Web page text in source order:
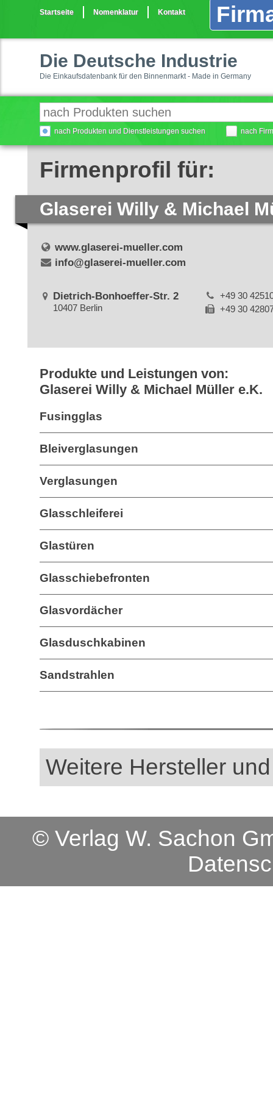
Startseite Nomenklatur Kontakt
Die Deutsche Industrie
Die Einkaufsdatenbank für den Binnenmarkt - Made in Germany
nach Produkten und Dienstleistungen suchen nach
Firmenprofil für:
Glaserei Willy & Michael
www.glaserei-mueller.com
info@glaserei-mueller.com
Dietrich-Bonhoeffer-Str. 2
10407 Berlin
+49 30
+49 30
Produkte und Leistungen von:
Glaserei Willy & Michael Müller e.K.
Fusingglas
Bleiverglasungen
Verglasungen
Glasschleiferei
Glastüren
Glasschiebefronten
Glasvordächer
Glasduschkabinen
Sandstrahlen
Weitere Hersteller
© Verlag W. Sachon